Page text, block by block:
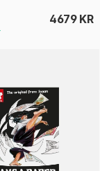
4679 KR